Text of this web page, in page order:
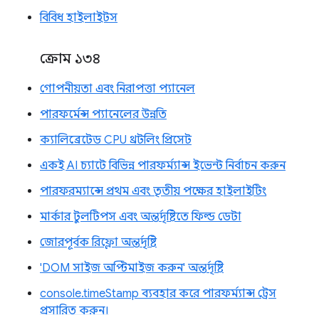
বিবিধ হাইলাইটস
ক্রোম ১৩৪
গোপনীয়তা এবং নিরাপত্তা প্যানেল
পারফর্মেন্স প্যানেলের উন্নতি
ক্যালিব্রেটেড CPU থ্রটলিং প্রিসেট
একই AI চ্যাটে বিভিন্ন পারফর্ম্যান্স ইভেন্ট নির্বাচন করুন
পারফরম্যান্সে প্রথম এবং তৃতীয় পক্ষের হাইলাইটিং
মার্কার টুলটিপস এবং অন্তর্দৃষ্টিতে ফিল্ড ডেটা
জোরপূর্বক রিফ্লো অন্তর্দৃষ্টি
'DOM সাইজ অপ্টিমাইজ করুন' অন্তর্দৃষ্টি
console.timeStamp ব্যবহার করে পারফর্ম্যান্স ট্রেস
প্রসারিত করুন।